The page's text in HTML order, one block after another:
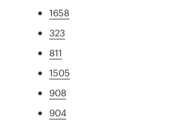
1658
323
811
1505
908
904